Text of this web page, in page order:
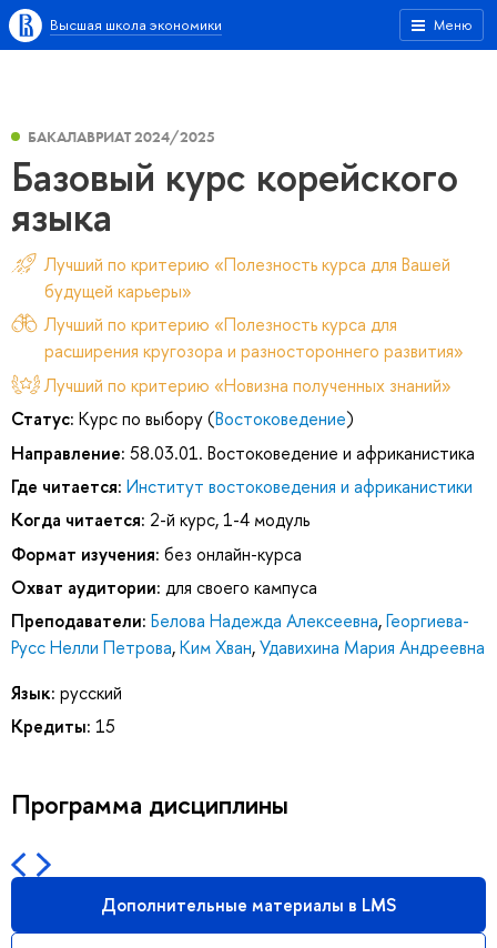
Меню
Высшая школа экономики
БАКАЛАВРИАТ 2024/2025
Базовый курс корейского
языка
Лучший по критерию «Полезность курса для Вашей
будущей карьеры»
Лучший по критерию «Полезность курса для
расширения кругозора и разностороннего развития»
Лучший по критерию «Новизна полученных знаний»
Статус: Курс по выбору (Востоковедение)
Направление: 58.03.01. Востоковедение и африканистика
Где читается: Институт востоковедения и африканистики
Когда читается: 2-й курс, 1-4 модуль
Формат изучения: без онлайн-курса
Охват аудитории: для своего кампуса
Преподаватели: Белова Надежда Алексеевна,Георгиева-
Русс Нелли Петрова,Ким Хван,Удавихина Мария Андреевна
Язык: русский
Кредиты: 15
Программа дисциплины
Дополнительные материалы в LMS